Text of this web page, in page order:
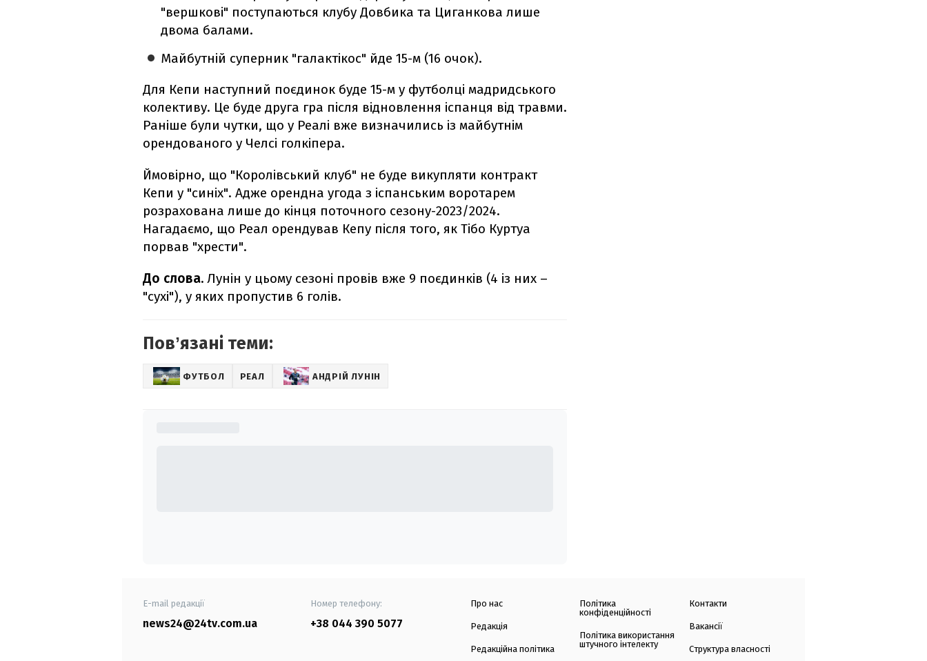
"вершкові" поступаються клубу Довбика та Циганкова лише
двома балами.
Майбутній суперник "галактікос" йде 15-м (16 очок).
Для Кепи наступний поєдинок буде 15-м у футболці мадридського
колективу. Це буде друга гра після відновлення іспанця від травми.
Раніше були чутки, що у Реалі вже визначились із майбутнім
орендованого у Челсі голкіпера.
Ймовірно, що "Королівський клуб" не буде викупляти контракт
Кепи у "синіх". Адже орендна угода з іспанським воротарем
розрахована лише до кінця поточного сезону-2023/2024.
Нагадаємо, що Реал орендував Кепу після того, як Тібо Куртуа
порвав "хрести".
До слова. Лунін у цьому сезоні провів вже 9 поєдинків (4 із них –
"сухі"), у яких пропустив 6 голів.
Повʼязані теми:
ФУТБОЛ РЕАЛ АНДРІЙ ЛУНІН
E-mail редакції
news24@24tv.com.ua
Номер телефону:
+38 044 390 5077
Про нас
Редакція
Редакційна політика
Політика
конфіденційності
Політика використання
штучного інтелекту
Контакти
Вакансії
Структура власності